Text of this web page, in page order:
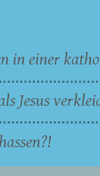
in einer
Jesus